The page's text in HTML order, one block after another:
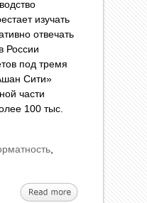
изучать
отвечать
России
под тремя
Сити»
части
100 тыс.